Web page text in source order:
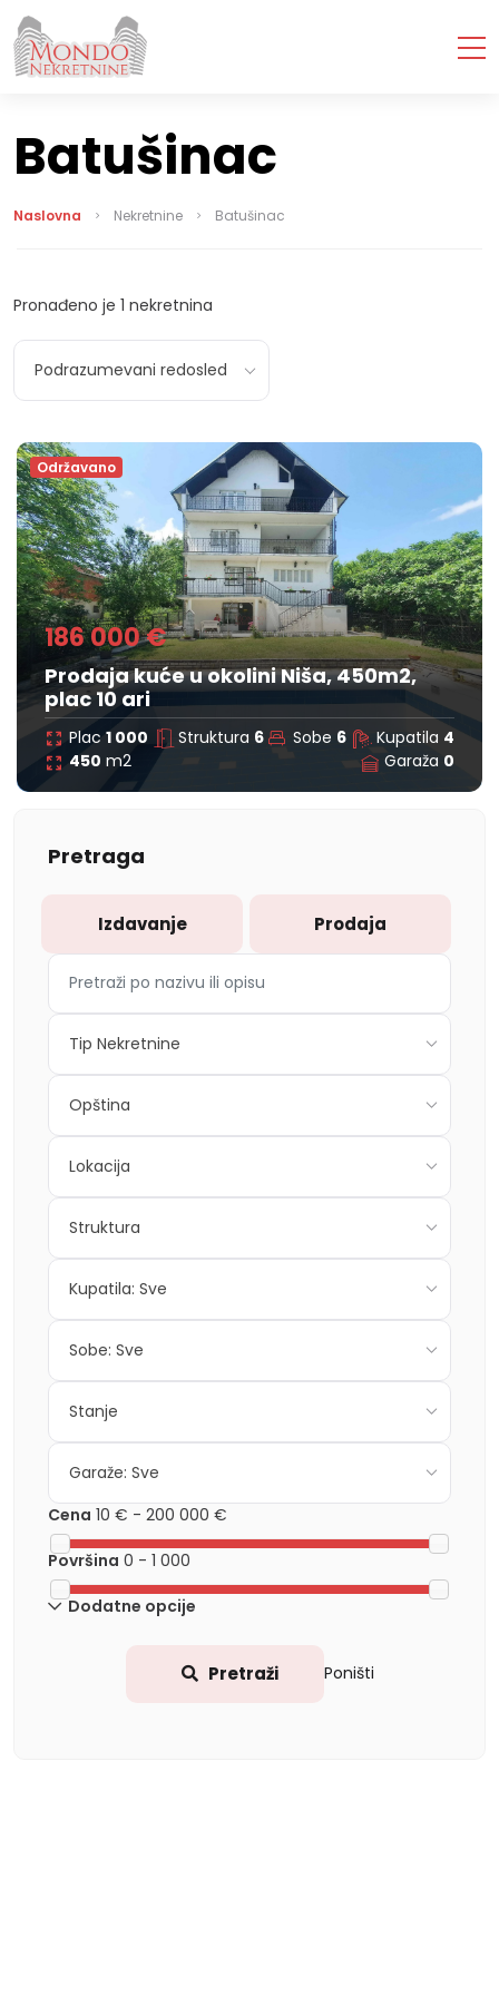
Batušinac
Naslovna Nekretnine Batušinac
Pronađeno je 1 nekretnina
Podrazumevani redosled
Održavano
186 000 €
Prodaja kuće u okolini Niša, 450m2,
plac 10 ari
Plac1 000 Struktura 6 Sobe 6 Kupatila 4
450 m2 Garaža 0
Pretraga
Izdavanje Prodaja
Tip Nekretnine
Opština
Lokacija
Struktura
Kupatila: Sve
Sobe: Sve
Stanje
Garaže: Sve
Cena 10 € - 200 000 €
Površina 0 - 1 000
Dodatne opcije
Pretraži Poništi